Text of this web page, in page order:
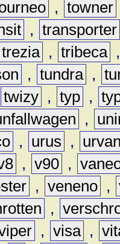
, towner
, transporter
trezia , tribeca
, tundra ,
twizy , typ ,
,
, urus ,
, v90 ,
, veneno ,
,
, visa ,